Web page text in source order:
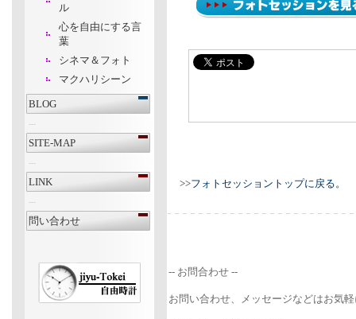
ル
心を自由にする言
葉
シネマ＆フォト
マクハリシーン
BLOG
---
SITE-MAP
---
LINK
---
問い合わせ
>>フォトセッショントップに戻る。
-- お問合わせ --
お問い合わせ、メッセージなどはお気